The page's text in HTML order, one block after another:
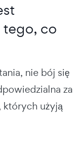
co
nie bój się
za
których użyją